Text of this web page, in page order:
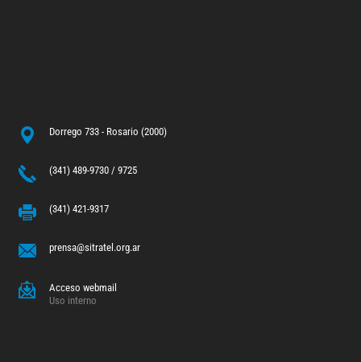
Dorrego 733 - Rosario (2000)
(341) 489-9730 / 9725
(341) 421-9317
prensa@sitratel.org.ar
Acceso webmail
Uso interno